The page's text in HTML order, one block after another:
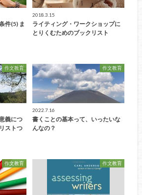
件(5) ま
2018.3.15
ライティング・ワークショップに
とりくむためのブックリスト
作文教育
義につ
ストつ
作文教育
2022.7.16
書くことの基本って、いったいな
んなの？
作文教育 作文教育